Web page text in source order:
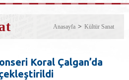
Anasayfa Kültür Sanat
Koral Çalgan’da